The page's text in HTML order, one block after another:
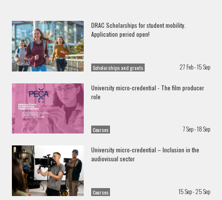
DRAC Scholarships for student mobility.
Application period open!
Scholarships and grants 27 Feb - 15 Sep
University micro-credential - The film producer
role
Courses 7 Sep - 18 Sep
University micro-credential – Inclusion in the
audiovisual sector
Courses 15 Sep - 25 Sep